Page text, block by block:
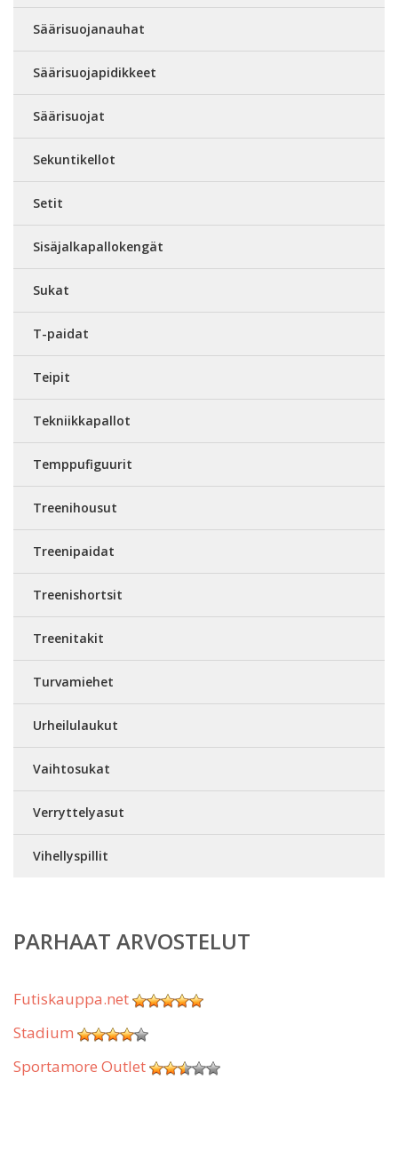
Säärisuojanauhat
Säärisuojapidikkeet
Säärisuojat
Sekuntikellot
Setit
Sisäjalkapallokengät
Sukat
T-paidat
Teipit
Tekniikkapallot
Temppufiguurit
Treenihousut
Treenipaidat
Treenishortsit
Treenitakit
Turvamiehet
Urheilulaukut
Vaihtosukat
Verryttelyasut
Vihellyspillit
PARHAAT ARVOSTELUT
Futiskauppa.net
Stadium
Sportamore Outlet